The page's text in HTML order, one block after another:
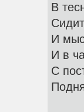
В
И
И в
С